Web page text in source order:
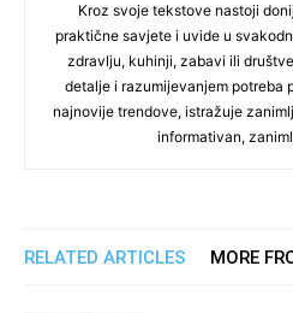
Kroz svoje tekstove nastoji
praktične savjete i uvide u
zdravlju, kuhinji, zabavi ili
detalje i razumijevanjem potreba
najnovije trendove, istražuje
informativan,
RELATED ARTICLES MORE